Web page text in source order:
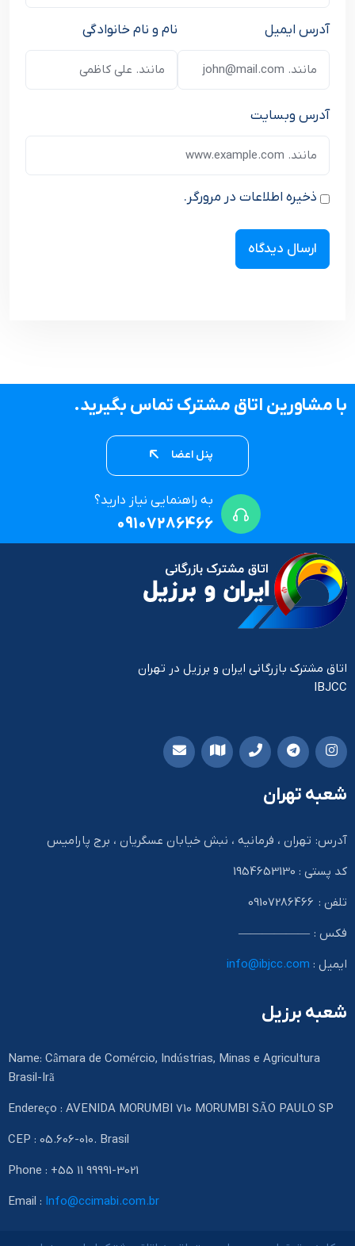
نام و نام خانوادگی آدرس ایمیل
آدرس وبسایت
ذخیره اطلاعات در مرورگر.
با مشاورین اتاق مشترک تماس بگیرید.
پنل اعضا
به راهنمایی نیاز دارید؟
09107286466
اتاق مشترک بازرگانی ایران و برزیل در تهران
IBJCC
شعبه تهران
آدرس: تهران ، فرمانیه ، نبش خیابان عسگریان ، برج پارامیس
کد پستی : 1954653130
تلفن : 09107286466
فکس : ——————
ایمیل : info@ibjcc.com
شعبه برزیل
Name: Câmara de Comércio, Indústrias, Minas e Agricultura
Brasil-Irã
Endereço : AVENIDA MORUMBI 710 MORUMBI SÃO PAULO SP
CEP : 05.606-010. Brasil
Phone : +55 11 99991-3021
Email : Info@ccimabi.com.br